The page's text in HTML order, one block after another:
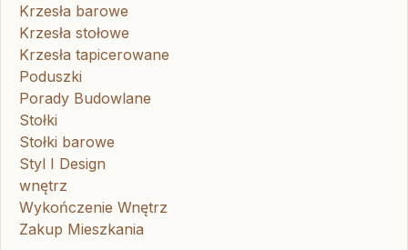
Krzesła barowe
Krzesła stołowe
Krzesła tapicerowane
Poduszki
Porady Budowlane
Stołki
Stołki barowe
Styl I Design
wnętrz
Wykończenie Wnętrz
Zakup Mieszkania